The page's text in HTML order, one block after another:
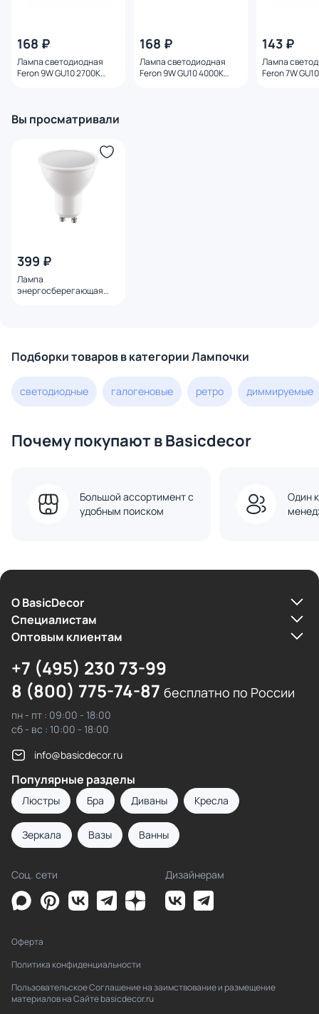
168 ₽
Лампа светодиодная
Feron 9W GU10 2700K
168 ₽
Лампа светодиодная
Feron 9W GU10 4000K
143 ₽
Лампа
Feron 7W
Вы просматривали
399 ₽
Лампа
энергосберегающая
Подборки товаров в категории Лампочки
светодиодные галогеновые ретро диммируемые
Почему покупают в Basicdecor
Большой ассортимент с
удобным поиском
Один
О BasicDecor
Cпециалистам
Оптовым клиентам
+7 (495) 230 73-99
8 (800) 775-74-87 бесплатно по России
пн - пт : 09:00 - 18:00
сб - вс : 10:00 - 18:00
info@basicdecor.ru
Популярные разделы
Люстры Бра Диваны Кресла
Зеркала Вазы Ванны
Соц. сети Дизайнерам
Оферта
Политика конфиденциальности
Пользовательское Соглашение на заимствование и размещение
материалов на Сайте basicdecor.ru